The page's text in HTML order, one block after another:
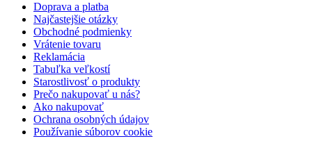
Doprava a platba
Najčastejšie otázky
Obchodné podmienky
Vrátenie tovaru
Reklamácia
Tabuľka veľkostí
Starostlivosť o produkty
Prečo nakupovať u nás?
Ako nakupovať
Ochrana osobných údajov
Používanie súborov cookie